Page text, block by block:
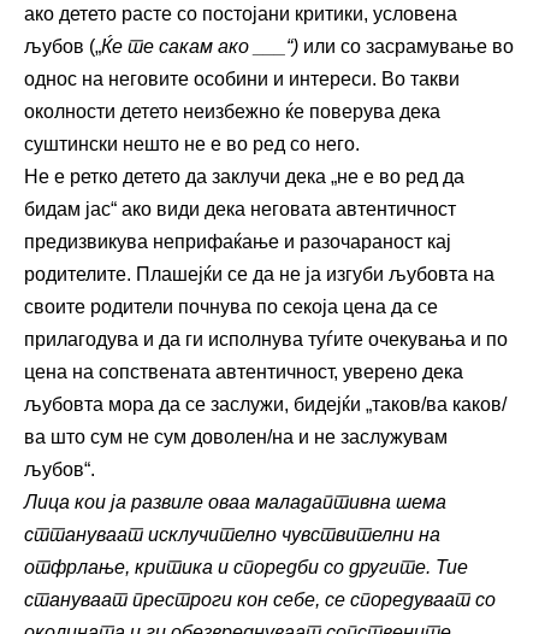
ако детето расте со постојани критики, условена
љубов („Ќе те сакам ако ___“) или со засрамување во
однос на неговите особини и интереси. Во такви
околности детето неизбежно ќе поверува дека
суштински нешто не е во ред со него.
Не е ретко детето да заклучи дека „не е во ред да
бидам јас“ ако види дека неговата автентичност
предизвикува неприфаќање и разочараност кај
родителите. Плашејќи се да не ја изгуби љубовта на
своите родители почнува по секоја цена да се
прилагодува и да ги исполнува туѓите очекувања и по
цена на сопствената автентичност, уверено дека
љубовта мора да се заслужи, бидејќи „таков/ва каков/
ва што сум не сум доволен/на и не заслужувам
љубов“.
Лица кои ја развиле оваа маладаптивна шема
сттануваат исклучително чувствителни на
отфрлање, критика и споредби со другите. Тие
стануваат престроги кон себе, се споредуваат со